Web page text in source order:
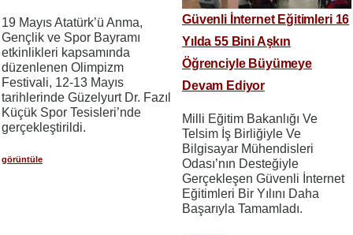
19 Mayıs Atatürk’ü Anma,
Gençlik ve Spor Bayramı
etkinlikleri kapsamında
düzenlenen Olimpizm
Festivali, 12-13 Mayıs
tarihlerinde Güzelyurt Dr. Fazıl
Küçük Spor Tesisleri’nde
gerçekleştirildi.
görüntüle
Güvenli İnternet Eğitimleri 16
Yılda 55 Bini Aşkın
Öğrenciyle Büyümeye
Devam Ediyor
Milli Eğitim Bakanlığı Ve
Telsim İş Birliğiyle Ve
Bilgisayar Mühendisleri
Odası’nın Desteğiyle
Gerçekleşen Güvenli İnternet
Eğitimleri Bir Yılını Daha
Başarıyla Tamamladı.